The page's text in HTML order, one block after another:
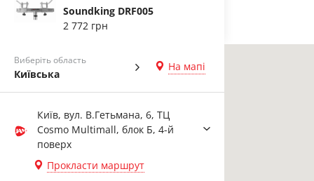
Soundking DRF005
2 772 грн
Виберіть область
Київська
На мапі
Київ, вул. В.Гетьмана, 6, ТЦ
Cosmo Multimall, блок Б, 4-й
поверх
Прокласти маршрут